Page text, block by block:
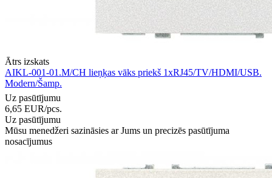
Ātrs izskats
AIKL-001-01.M/CH lieņķas vāks priekš 1xRJ45/TV/HDMI/USB.
Modern/Šamp.
Uz pasūtījumu
6,65 EUR/pcs.
Uz pasūtījumu
Mūsu menedžeri sazināsies ar Jums un precizēs pasūtījuma
nosacījumus